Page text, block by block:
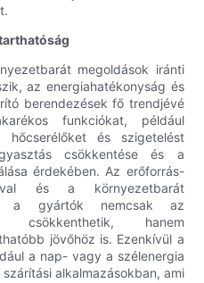
megoldások iránti
az energiahatékonyság és
berendezések fő trendjévé
funkciókat, például
hőcserélőket és szigetelést
csökkentése és a
érdekében. Az erőforrás-
és a környezetbarát
a gyártók nemcsak az
csökkenthetik, hanem
jövőhöz is. Ezenkívül a
a nap- vagy a szélenergia
alkalmazásokban, ami